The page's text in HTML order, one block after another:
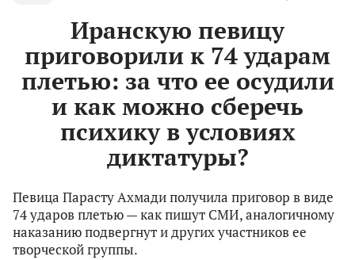
Иранскую певицу
приговорили к 74 ударам
плетью: за что ее осудили
и как можно сберечь
психику в условиях
диктатуры?
Певица Парасту Ахмади получила приговор в виде
74 ударов плетью — как пишут СМИ, аналогичному
наказанию подвергнут и других участников ее
творческой группы.